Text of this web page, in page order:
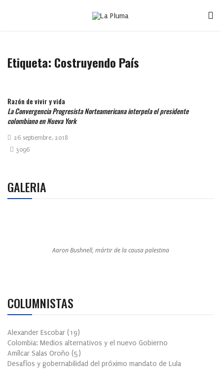
Etiqueta: Costruyendo País
Razón de vivir y vida
La Convergencia Progresista Norteamericana interpela el presidente
colombiano en Nueva York
26 septiembre, 2018
3096
GALERIA
Aaron Bushnell, mártir de la causa palestina
COLUMNISTAS
Alexander Escobar (19)
Colombia: Medios alternativos y el nuevo Gobierno
Amílcar Salas Oroño (5)
Desafíos y gobernabilidad del próximo mandato de Lula